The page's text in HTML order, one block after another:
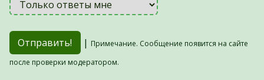
| Примечание. Сообщение появится на сайте
после проверки модератором.